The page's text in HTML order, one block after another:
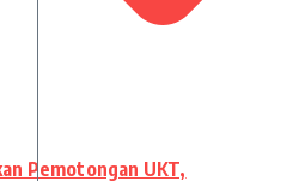
Pemotongan UKT,